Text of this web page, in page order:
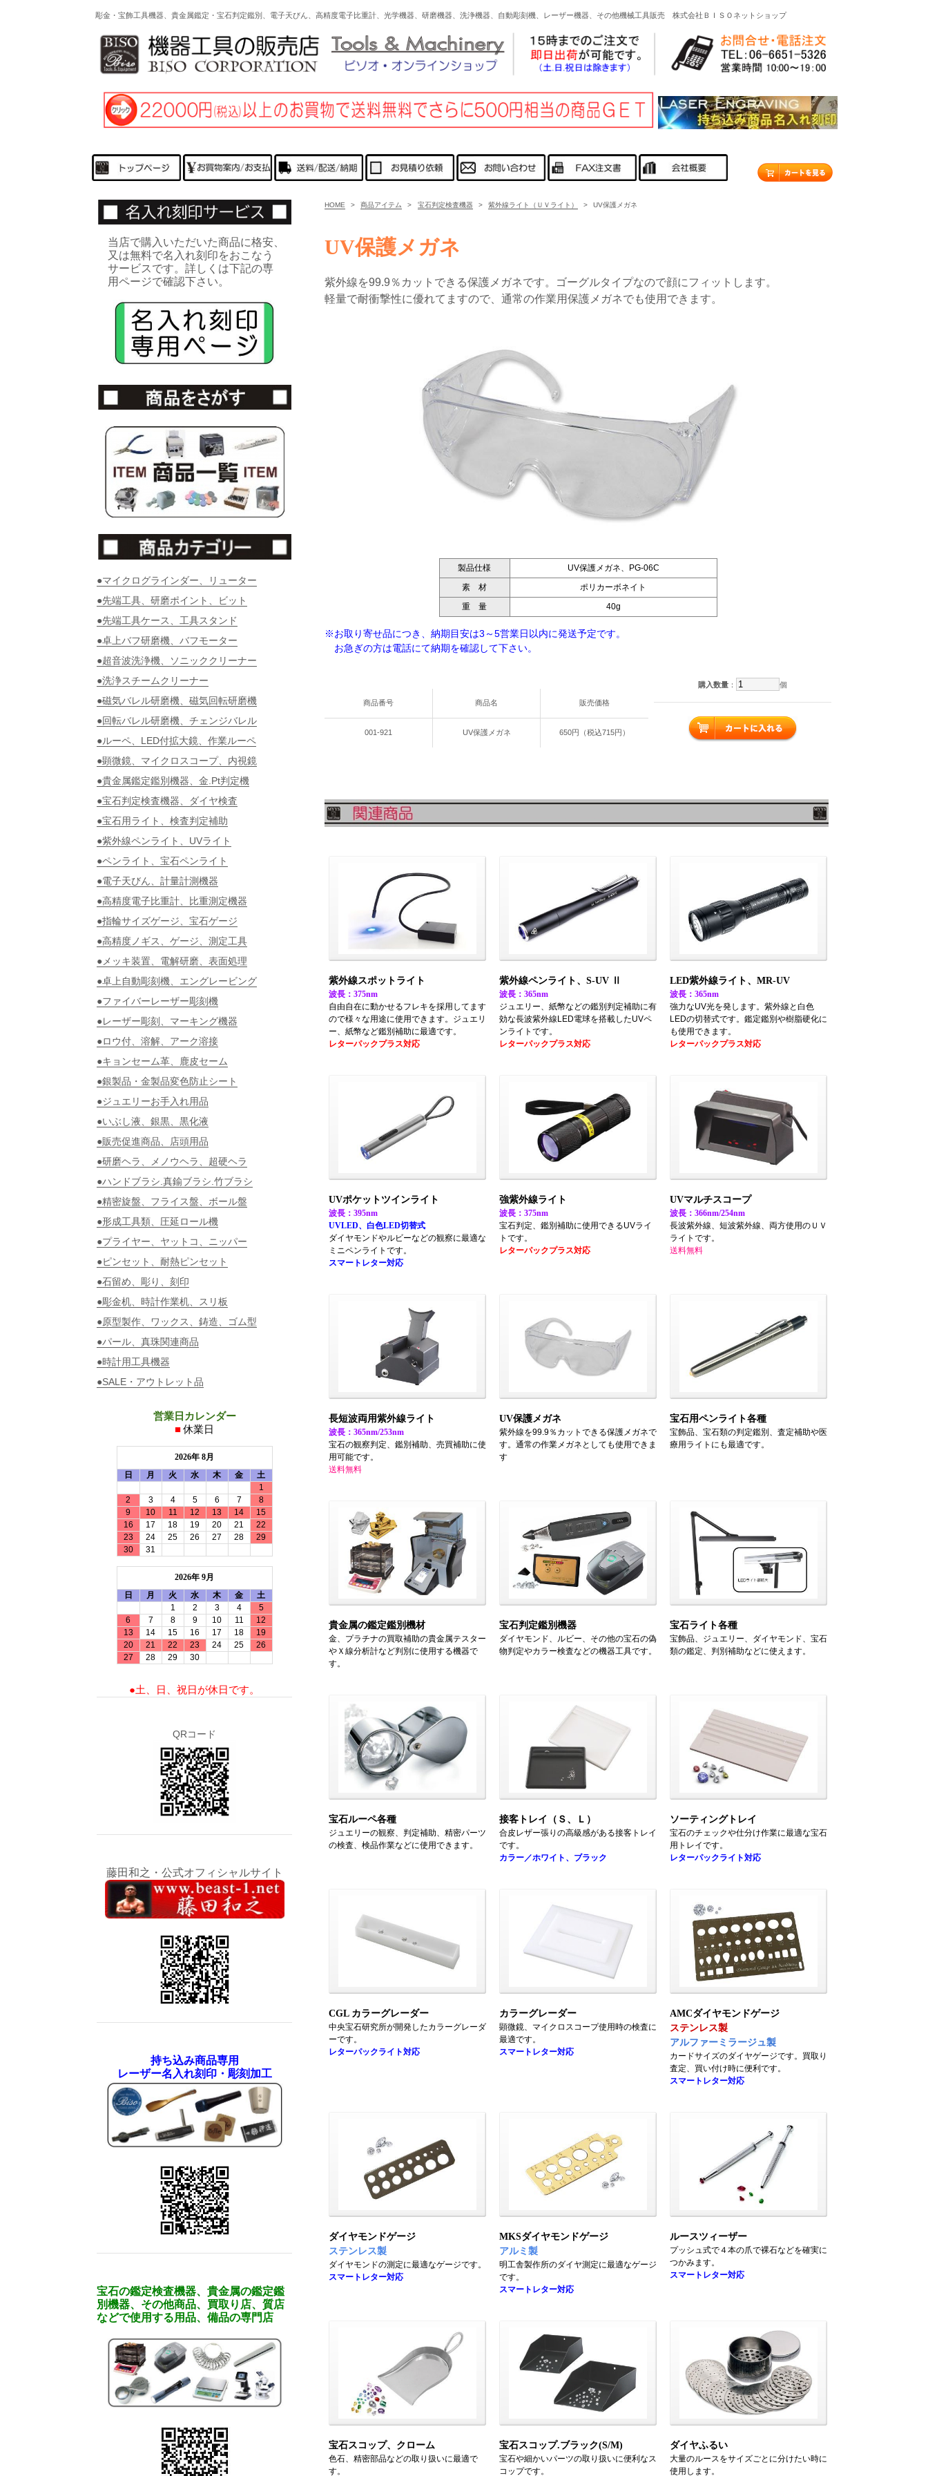
彫金・宝飾工具機器、貴金属鑑定・宝石判定鑑別、電子天びん、高精度電子比重計、光学機器、研磨機器、洗浄機器、自動彫刻機、レーザー機器、その他機械工具販売 株式会社ＢＩＳＯネットショップ
HOME > 商品アイテム > 宝石判定検査機器 > 紫外線ライト（ＵＶライト） > UV保護メガネ
UV保護メガネ
紫外線を99.9％カットできる保護メガネです。ゴーグルタイプなので顔にフィットします。
軽量で耐衝撃性に優れてますので、通常の作業用保護メガネでも使用できます。
製品仕様
UV保護メガネ、PG-06C
素 材
ポリカーボネイト
重 量
40g
※お取り寄せ品につき、納期目安は3～5営業日以内に発送予定です。
お急ぎの方は電話にて納期を確認して下さい。
商品番号 商品名 販売価格
001-921 UV保護メガネ 650円（税込715円）
購入数量 ： 個
紫外線スポットライト
波長：375nm
自由自在に動かせるフレキを採用してます
ので様々な用途に使用できます。ジュエリ
ー、紙幣など鑑別補助に最適です。
レターパックプラス対応
紫外線ペンライト、S-UV Ⅱ
波長：365nm
ジュエリー、紙幣などの鑑別判定補助に有
効な長波紫外線LED電球を搭載したUVペ
ンライトです。
レターパックプラス対応
LED紫外線ライト、MR-UV
波長：365nm
強力なUV光を発します。紫外線と白色
LEDの切替式です。鑑定鑑別や樹脂硬化に
も使用できます。
レターパックプラス対応
UVポケットツインライト
波長：395nm
UVLED、白色LED切替式
ダイヤモンドやルビーなどの観察に最適な
ミニペンライトです。
スマートレター対応
強紫外線ライト
波長：375nm
宝石判定、鑑別補助に使用できるUVライ
トです。
レターパックプラス対応
UVマルチスコープ
波長：366nm/254nm
長波紫外線、短波紫外線、両方使用のＵＶ
ライトです。
送料無料
長短波両用紫外線ライト
波長：365nm/253nm
宝石の観察判定、鑑別補助、売買補助に使
用可能です。
送料無料
UV保護メガネ
紫外線を99.9％カットできる保護メガネで
す。通常の作業メガネとしても使用できま
す
宝石用ペンライト各種
宝飾品、宝石類の判定鑑別、査定補助や医
療用ライトにも最適です。
貴金属の鑑定鑑別機材
金、プラチナの買取補助の貴金属テスター
やＸ線分析計など判別に使用する機器で
す。
宝石判定鑑別機器
ダイヤモンド、ルビー、その他の宝石の偽
物判定やカラー検査などの機器工具です。
宝石ライト各種
宝飾品、ジュエリー、ダイヤモンド、宝石
類の鑑定、判別補助などに使えます。
宝石ルーペ各種
ジュエリーの観察、判定補助、精密パーツ
の検査、検品作業などに使用できます。
接客トレイ（Ｓ、Ｌ）
合皮レザー張りの高級感がある接客トレイ
です。
カラー／ホワイト、ブラック
ソーティングトレイ
宝石のチェックや仕分け作業に最適な宝石
用トレイです。
レターパックライト対応
CGL カラーグレーダー
中央宝石研究所が開発したカラーグレーダ
ーです。
レターパックライト対応
カラーグレーダー
顕微鏡、マイクロスコープ使用時の検査に
最適です。
スマートレター対応
AMCダイヤモンドゲージ
ステンレス製
アルファーミラージュ製
カードサイズのダイヤゲージです。買取り
査定、買い付け時に便利です。
スマートレター対応
ダイヤモンドゲージ
ステンレス製
ダイヤモンドの測定に最適なゲージです。
スマートレター対応
MKSダイヤモンドゲージ
アルミ製
明工舎製作所のダイヤ測定に最適なゲージ
です。
スマートレター対応
ルースツィーザー
プッシュ式で４本の爪で裸石などを確実に
つかみます。
スマートレター対応
宝石スコップ、クローム
色石、精密部品などの取り扱いに最適で
す。
宝石スコップ.ブラック(S/M)
宝石や細かいパーツの取り扱いに便利なス
コップです。
ダイヤふるい
大量のルースをサイズごとに分けたい時に
使用します。
当店で購入いただいた商品に格安、
又は無料で名入れ刻印をおこなう
サービスです。詳しくは下記の専
用ページで確認下さい。
●マイクログラインダー、リューター
●先端工具、研磨ポイント、ビット
●先端工具ケース、工具スタンド
●卓上バフ研磨機、バフモーター
●超音波洗浄機、ソニッククリーナー
●洗浄スチームクリーナー
●磁気バレル研磨機、磁気回転研磨機
●回転バレル研磨機、チェンジバレル
●ルーペ、LED付拡大鏡、作業ルーペ
●顕微鏡、マイクロスコープ、内視鏡
●貴金属鑑定鑑別機器、金.Pt判定機
●宝石判定検査機器、ダイヤ検査
●宝石用ライト、検査判定補助
●紫外線ペンライト、UVライト
●ペンライト、宝石ペンライト
●電子天びん、計量計測機器
●高精度電子比重計、比重測定機器
●指輪サイズゲージ、宝石ゲージ
●高精度ノギス、ゲージ、測定工具
●メッキ装置、電解研磨、表面処理
●卓上自動彫刻機、エングレービング
●ファイバーレーザー彫刻機
●レーザー彫刻、マーキング機器
●ロウ付、溶解、アーク溶接
●キョンセーム革、鹿皮セーム
●銀製品・金製品変色防止シート
●ジュエリーお手入れ用品
●いぶし液、銀黒、黒化液
●販売促進商品、店頭用品
●研磨ヘラ、メノウヘラ、超硬ヘラ
●ハンドブラシ.真鍮ブラシ.竹ブラシ
●精密旋盤、フライス盤、ボール盤
●形成工具類、圧延ロール機
●プライヤー、ヤットコ、ニッパー
●ピンセット、耐熱ピンセット
●石留め、彫り、刻印
●彫金机、時計作業机、スリ板
●原型製作、ワックス、鋳造、ゴム型
●パール、真珠関連商品
●時計用工具機器
●SALE・アウトレット品
営業日カレンダー
■休業日
2026年 8月
日
月 火 水 木 金
土
1
2
3 4 5 6 7
8
9
10 11 12 13 14
15
16
17 18 19 20 21
22
23
24 25 26 27 28
29
30
31
2026年 9月
日
月 火 水 木 金
土
1
2 3 4
5
6
7 8 9 10 11
12
13
14 15 16 17 18
19
20
21 22 23 24 25
26
27
28 29 30
●土、日、祝日が休日です。
QRコード
藤田和之・公式オフィシャルサイト
持ち込み商品専用
レーザー名入れ刻印・彫刻加工
宝石の鑑定検査機器、貴金属の鑑定鑑
別機器、その他商品、買取り店、質店
などで使用する用品、備品の専門店